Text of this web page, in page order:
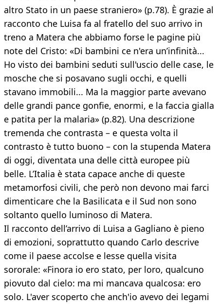
altro Stato in un paese straniero» (p.78). È grazie al
racconto che Luisa fa al fratello del suo arrivo in
treno a Matera che abbiamo forse le pagine più
note del Cristo: «Di bambini ce n'era un’infinità...
Ho visto dei bambini seduti sull'uscio delle case, le
mosche che si posavano sugli occhi, e quelli
stavano immobili... Ma la maggior parte avevano
delle grandi pance gonfie, enormi, e la faccia gialla
e patita per la malaria» (p.82). Una descrizione
tremenda che contrasta – e questa volta il
contrasto è tutto buono – con la stupenda Matera
di oggi, diventata una delle città europee più
belle. L’Italia è stata capace anche di queste
metamorfosi civili, che però non devono mai farci
dimenticare che la Basilicata e il Sud non sono
soltanto quello luminoso di Matera.
Il racconto dell’arrivo di Luisa a Gagliano è pieno
di emozioni, soprattutto quando Carlo descrive
come il paese accolse e lesse quella visita
sororale: «Finora io ero stato, per loro, qualcuno
piovuto dal cielo: ma mi mancava qualcosa: ero
solo. L'aver scoperto che anch'io avevo dei legami